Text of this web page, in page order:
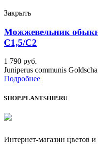
Закрыть
Можжевельник
C1,5/C2
1 790 руб.
Juniperus communis
Подробнее
SHOP.PLANTSHIP.RU
Интернет-магазин цветов и